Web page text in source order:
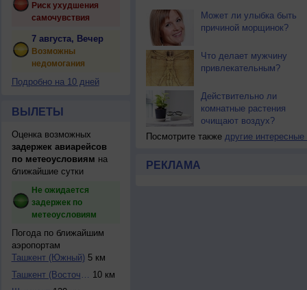
Риск ухудшения
самочувствия
7 августа, Вечер
Возможны
недомогания
Подробно на 10 дней
ВЫЛЕТЫ
Оценка возможных
задержек авиарейсов
по метеоусловиям на
ближайшие сутки
Не ожидается
задержек по
метеоусловиям
Погода по ближайшим
аэропортам
Ташкент (Южный)5 км
Ташкент (Восточны... 10 км
Может ли улыбка быть
причиной морщинок?
Что делает мужчину
привлекательным?
Действительно ли
комнатные растения
очищают воздух?
Посмотрите также другие интересные
РЕКЛАМА